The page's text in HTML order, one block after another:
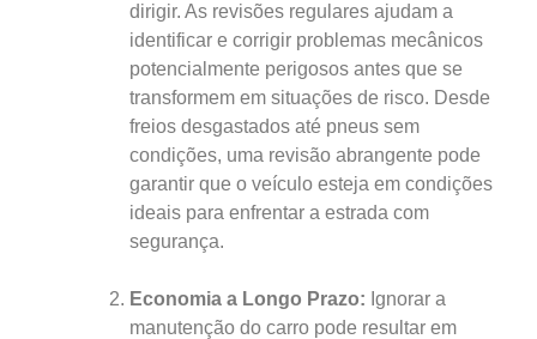
dirigir. As revisões regulares ajudam a
identificar e corrigir problemas mecânicos
potencialmente perigosos antes que se
transformem em situações de risco. Desde
freios desgastados até pneus sem
condições, uma revisão abrangente pode
garantir que o veículo esteja em condições
ideais para enfrentar a estrada com
segurança.
Economia a Longo Prazo: Ignorar a
manutenção do carro pode resultar em